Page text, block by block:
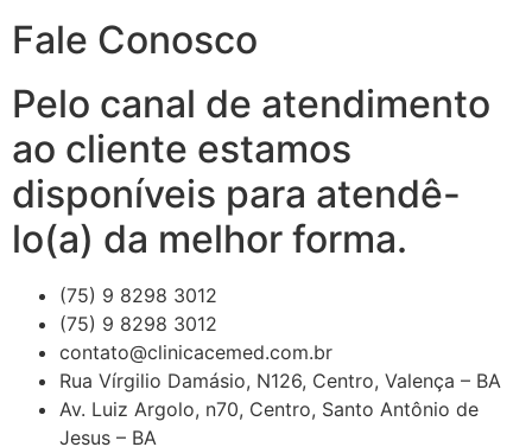
Fale Conosco
Pelo canal de atendimento
ao cliente estamos
disponíveis para atendê-
lo(a) da melhor forma.
(75) 9 8298 3012
(75) 9 8298 3012
contato@clinicacemed.com.br
Rua Vírgilio Damásio, N126, Centro, Valença – BA
Av. Luiz Argolo, n70, Centro, Santo Antônio de
Jesus – BA